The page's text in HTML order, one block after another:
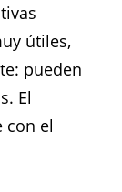
útiles,
pueden
El
con el